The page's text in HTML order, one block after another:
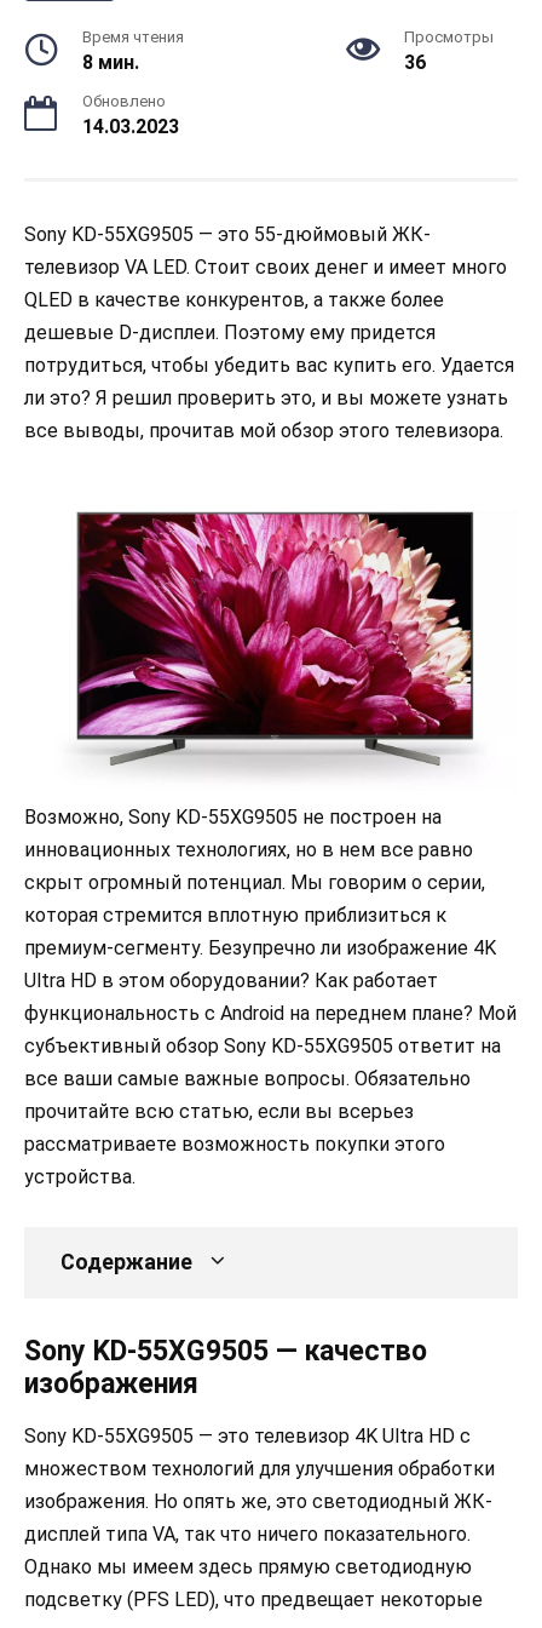
Время чтения
8 мин.
Просмотры
36
Обновлено
14.03.2023
Sony KD-55XG9505 — это 55-дюймовый ЖК-
телевизор VA LED. Стоит своих денег и имеет много
QLED в качестве конкурентов, а также более
дешевые D-дисплеи. Поэтому ему придется
потрудиться, чтобы убедить вас купить его. Удается
ли это? Я решил проверить это, и вы можете узнать
все выводы, прочитав мой обзор этого телевизора.
Возможно, Sony KD-55XG9505 не построен на
инновационных технологиях, но в нем все равно
скрыт огромный потенциал. Мы говорим о серии,
которая стремится вплотную приблизиться к
премиум-сегменту. Безупречно ли изображение 4K
Ultra HD в этом оборудовании? Как работает
функциональность с Android на переднем плане? Мой
субъективный обзор Sony KD-55XG9505 ответит на
все ваши самые важные вопросы. Обязательно
прочитайте всю статью, если вы всерьез
рассматриваете возможность покупки этого
устройства.
Содержание
Sony KD-55XG9505 — качество
изображения
Sony KD-55XG9505 — это телевизор 4K Ultra HD с
множеством технологий для улучшения обработки
изображения. Но опять же, это светодиодный ЖК-
дисплей типа VA, так что ничего показательного.
Однако мы имеем здесь прямую светодиодную
подсветку (PFS LED), что предвещает некоторые